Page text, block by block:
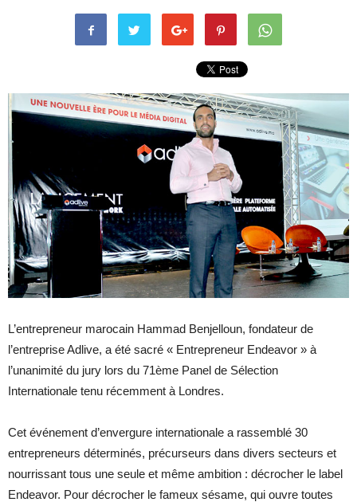
L’entrepreneur marocain Hammad Benjelloun, fondateur de
l’entreprise Adlive, a été sacré « Entrepreneur Endeavor » à
l’unanimité du jury lors du 71ème Panel de Sélection
Internationale tenu récemment à Londres.
Cet événement d’envergure internationale a rassemblé 30
entrepreneurs déterminés, précurseurs dans divers secteurs et
nourrissant tous une seule et même ambition : décrocher le label
Endeavor. Pour décrocher le fameux sésame, qui ouvre toutes